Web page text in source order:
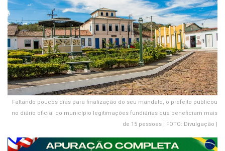
Faltando poucos dias para finalização do seu mandato, o prefeito publicou
no diário oficial do município legitimações fundiárias que beneficiam mais
de 15 pessoas | FOTO: Divulgação |